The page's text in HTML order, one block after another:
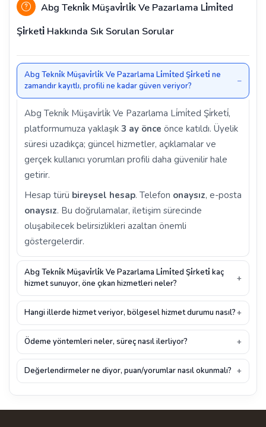
Abg Tekni̇k Müşavi̇rli̇k Ve Pazarlama Li̇mi̇ted
Şi̇rketi̇ Hakkında Sık Sorulan Sorular
Abg Tekni̇k Müşavi̇rli̇k Ve Pazarlama Li̇mi̇ted Şi̇rketi̇ ne
zamandır kayıtlı, profili ne kadar güven veriyor?
Abg Tekni̇k Müşavi̇rli̇k Ve Pazarlama Li̇mi̇ted Şi̇rketi̇,
platformumuza yaklaşık 3 ay önce önce katıldı. Üyelik
süresi uzadıkça; güncel hizmetler, açıklamalar ve
gerçek kullanıcı yorumları profili daha güvenilir hale
getirir.
Hesap türü bireysel hesap. Telefon onaysız, e-posta
onaysız. Bu doğrulamalar, iletişim sürecinde
oluşabilecek belirsizlikleri azaltan önemli
göstergelerdir.
Abg Tekni̇k Müşavi̇rli̇k Ve Pazarlama Li̇mi̇ted Şi̇rketi̇ kaç
hizmet sunuyor, öne çıkan hizmetleri neler?
Hangi illerde hizmet veriyor, bölgesel hizmet durumu nasıl?
Ödeme yöntemleri neler, süreç nasıl ilerliyor?
Değerlendirmeler ne diyor, puan/yorumlar nasıl okunmalı?